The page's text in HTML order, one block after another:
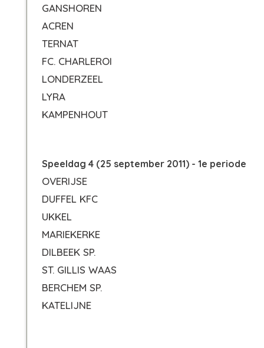
GANSHOREN
ACREN
TERNAT
FC. CHARLEROI
LONDERZEEL
LYRA
KAMPENHOUT
Speeldag 4 (25 september 2011) - 1e periode
OVERIJSE
DUFFEL KFC
UKKEL
MARIEKERKE
DILBEEK SP.
ST. GILLIS WAAS
BERCHEM SP.
KATELIJNE